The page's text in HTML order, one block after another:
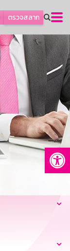
ตรวจสลาก